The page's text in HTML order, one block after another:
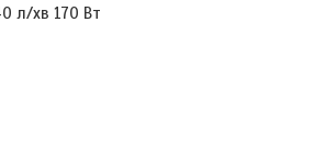
л/хв 170 Вт